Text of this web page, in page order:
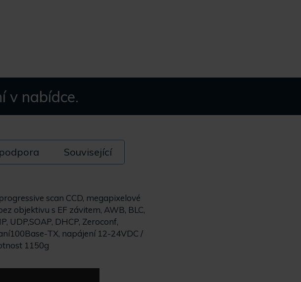
v nabídce.
Související
scan CCD, megapixelové
objektivu s EF závitem, AWB, BLC,
UDP,SOAP, DHCP, Zeroconf,
TX, napájení 12-24VDC /
1150g